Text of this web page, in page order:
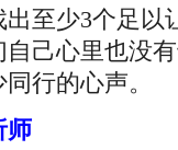
至少3个足以
己心里也没
行的心声。
师